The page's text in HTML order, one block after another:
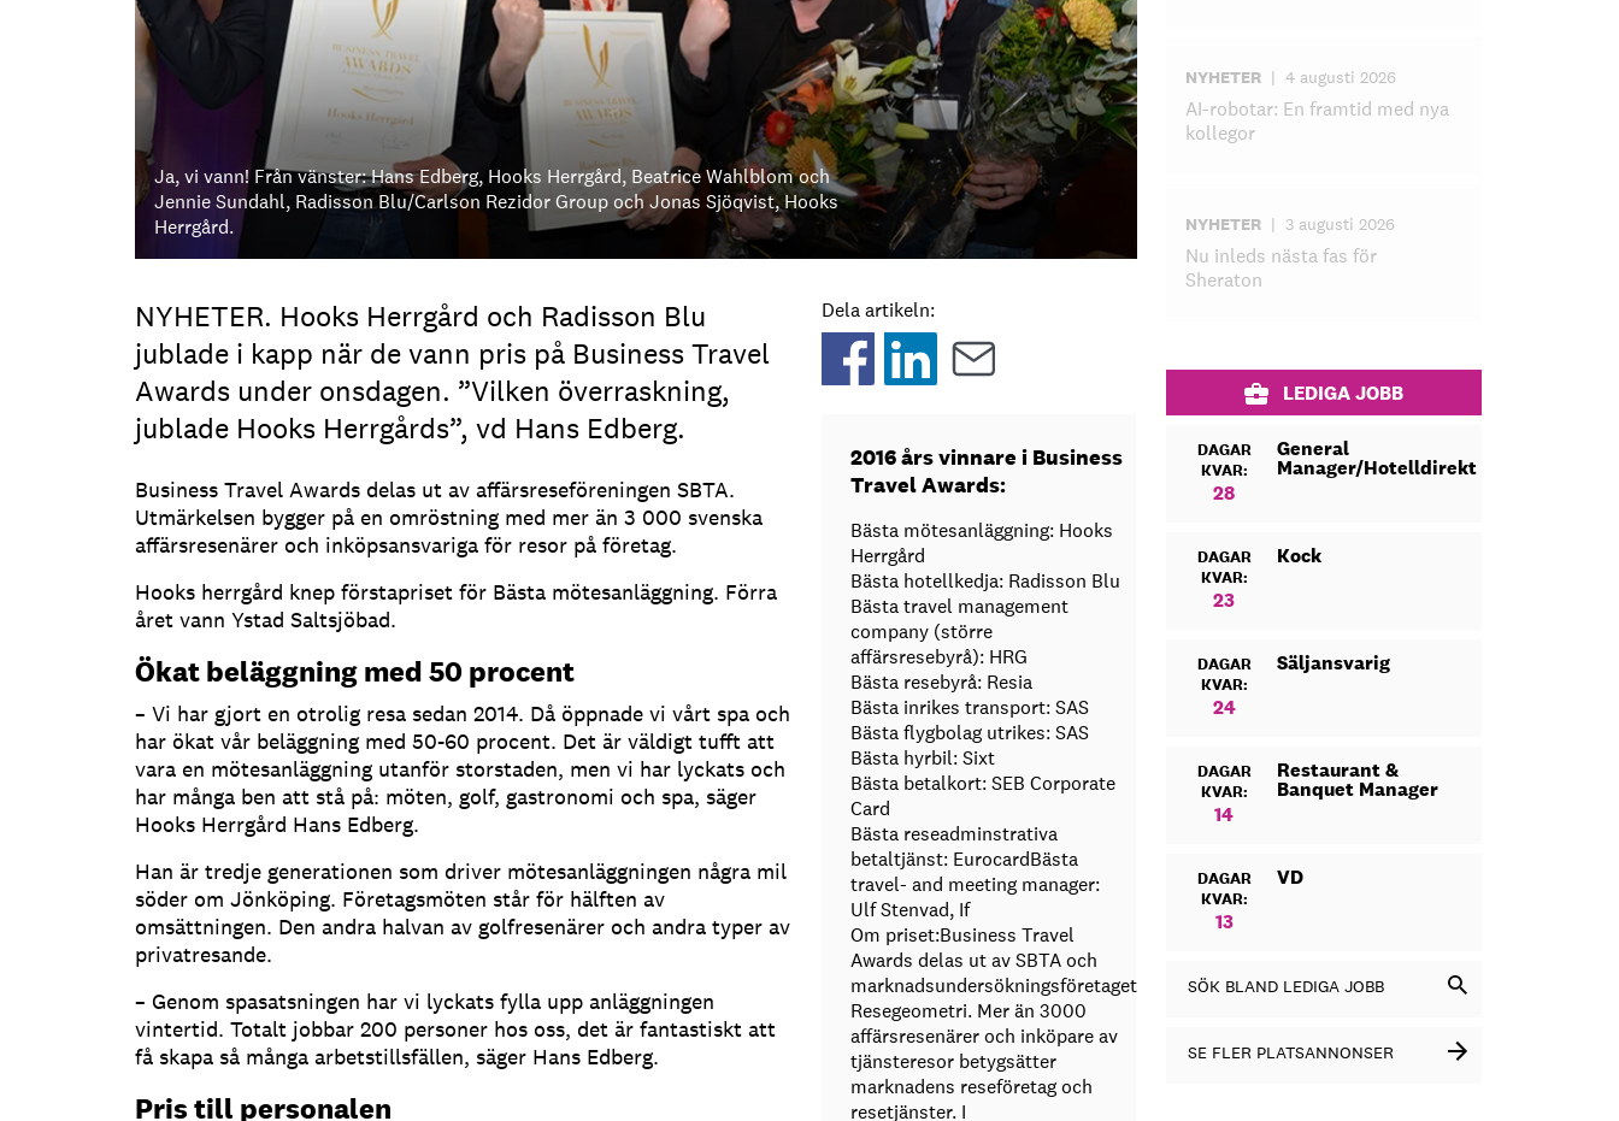
Ja, vi vann! Från vänster: Hans Edberg, Hooks Herrgård, Beatrice Wahlblom och
Jennie Sundahl, Radisson Blu/Carlson Rezidor Group och Jonas Sjöqvist, Hooks
Herrgård.
NYHETER. Hooks Herrgård och Radisson Blu
jublade i kapp när de vann pris på Business Travel
Awards under onsdagen. ”Vilken överraskning,
jublade Hooks Herrgårds”, vd Hans Edberg.
Business Travel Awards delas ut av affärsreseföreningen SBTA.
Utmärkelsen bygger på en omröstning med mer än 3 000 svenska
affärsresenärer och inköpsansvariga för resor på företag.
Hooks herrgård knep förstapriset för Bästa mötesanläggning. Förra
året vann Ystad Saltsjöbad.
Ökat beläggning med 50 procent
– Vi har gjort en otrolig resa sedan 2014. Då öppnade vi vårt spa och
har ökat vår beläggning med 50-60 procent. Det är väldigt tufft att
vara en mötesanläggning utanför storstaden, men vi har lyckats och
har många ben att stå på: möten, golf, gastronomi och spa, säger
Hooks Herrgård Hans Edberg.
Han är tredje generationen som driver mötesanläggningen några mil
söder om Jönköping. Företagsmöten står för hälften av
omsättningen. Den andra halvan av golfresenärer och andra typer av
privatresande.
– Genom spasatsningen har vi lyckats fylla upp anläggningen
vintertid. Totalt jobbar 200 personer hos oss, det är fantastiskt att
få skapa så många arbetstillsfällen, säger Hans Edberg.
Pris till personalen
Dela artikeln:
2016 års vinnare i Business
Travel Awards:
Bästa mötesanläggning: Hooks
Herrgård
Bästa hotellkedja: Radisson Blu
Bästa travel management
company (större
affärsresebyrå): HRG
Bästa resebyrå: Resia
Bästa inrikes transport: SAS
Bästa flygbolag utrikes: SAS
Bästa hyrbil: Sixt
Bästa betalkort: SEB Corporate
Card
Bästa reseadminstrativa
betaltjänst: EurocardBästa
travel- and meeting manager:
Ulf Stenvad, If
Om priset:Business Travel
Awards delas ut av SBTA och
marknadsundersökningsföretaget
Resegeometri. Mer än 3000
affärsresenärer och inköpare av
tjänsteresor betygsätter
marknadens reseföretag och
resetjänster. I
NYHETER | 4 augusti 2026
AI-robotar: En framtid med nya
kollegor
NYHETER | 3 augusti 2026
Nu inleds nästa fas för
Sheraton
LEDIGA JOBB
DAGAR
KVAR:
28
General
Manager/Hotelldirektör
DAGAR
KVAR:
23
Kock
DAGAR
KVAR:
24
Säljansvarig
DAGAR
KVAR:
14
Restaurant &
Banquet Manager
DAGAR
KVAR:
13
VD
SÖK BLAND LEDIGA JOBB
SE FLER PLATSANNONSER